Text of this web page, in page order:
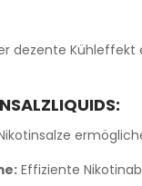
dezente Kühleffekt
Effiziente